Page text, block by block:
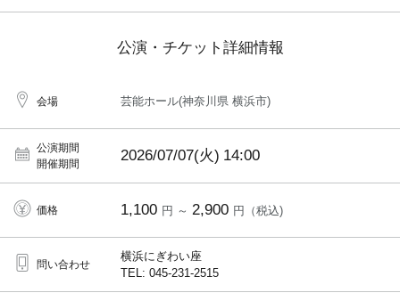
公演・チケット詳細情報
会場 芸能ホール(神奈川県 横浜市)
公演期間
開催期間
2026/07/07(火) 14:00
価格 1,100 円 ～ 2,900 円（税込)
問い合わせ
横浜にぎわい座
TEL: 045-231-2515